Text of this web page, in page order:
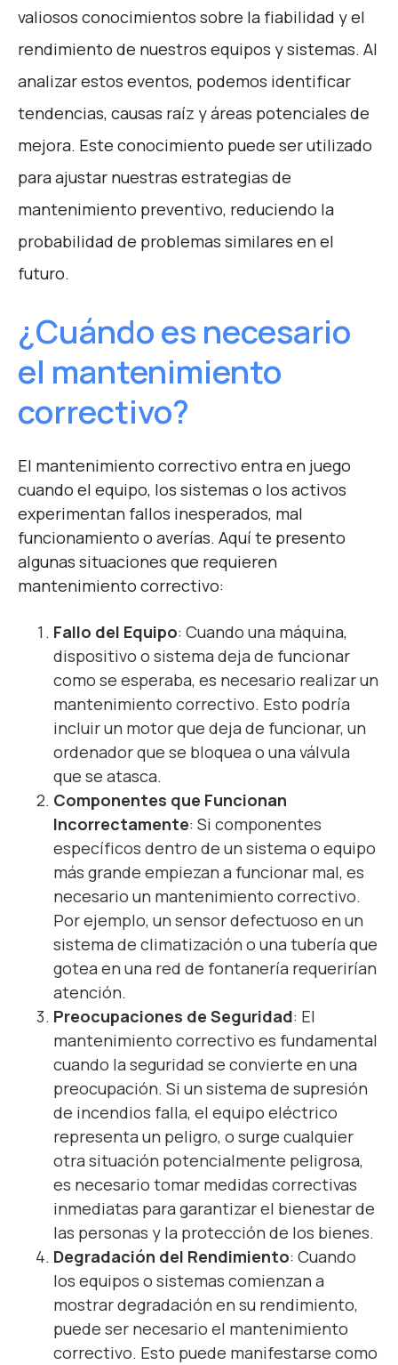
valiosos conocimientos sobre la fiabilidad y el
rendimiento de nuestros equipos y sistemas. Al
analizar estos eventos, podemos identificar
tendencias, causas raíz y áreas potenciales de
mejora. Este conocimiento puede ser utilizado
para ajustar nuestras estrategias de
mantenimiento preventivo, reduciendo la
probabilidad de problemas similares en el
futuro.
¿Cuándo es necesario
el mantenimiento
correctivo?
El mantenimiento correctivo entra en juego
cuando el equipo, los sistemas o los activos
experimentan fallos inesperados, mal
funcionamiento o averías. Aquí te presento
algunas situaciones que requieren
mantenimiento correctivo:
Fallo del Equipo: Cuando una máquina,
dispositivo o sistema deja de funcionar
como se esperaba, es necesario realizar un
mantenimiento correctivo. Esto podría
incluir un motor que deja de funcionar, un
ordenador que se bloquea o una válvula
que se atasca.
Componentes que Funcionan
Incorrectamente: Si componentes
específicos dentro de un sistema o equipo
más grande empiezan a funcionar mal, es
necesario un mantenimiento correctivo.
Por ejemplo, un sensor defectuoso en un
sistema de climatización o una tubería que
gotea en una red de fontanería requerirían
atención.
Preocupaciones de Seguridad: El
mantenimiento correctivo es fundamental
cuando la seguridad se convierte en una
preocupación. Si un sistema de supresión
de incendios falla, el equipo eléctrico
representa un peligro, o surge cualquier
otra situación potencialmente peligrosa,
es necesario tomar medidas correctivas
inmediatas para garantizar el bienestar de
las personas y la protección de los bienes.
Degradación del Rendimiento: Cuando
los equipos o sistemas comienzan a
mostrar degradación en su rendimiento,
puede ser necesario el mantenimiento
correctivo. Esto puede manifestarse como